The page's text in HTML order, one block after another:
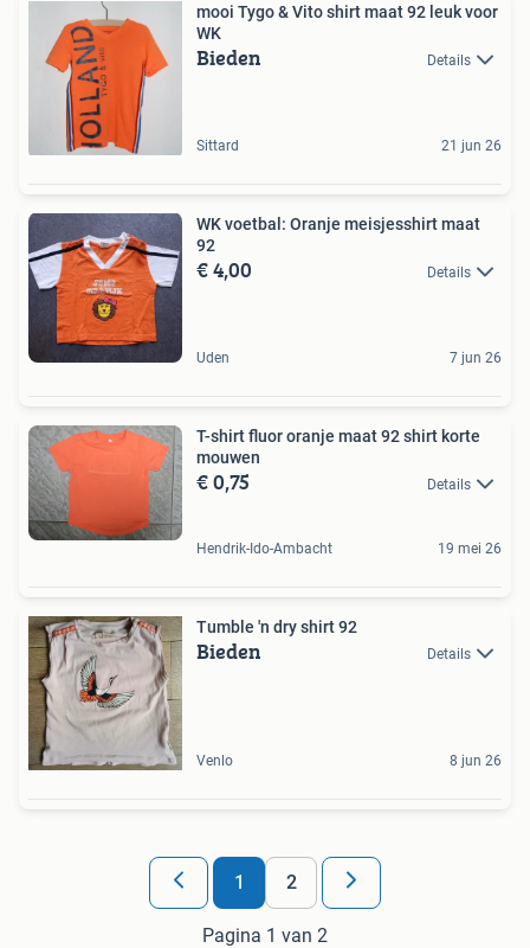
mooi Tygo & Vito shirt maat 92 leuk voor
WK
Bieden Details
Sittard 21 jun 26
WK voetbal: Oranje meisjesshirt maat
92
€ 4,00 Details
Uden 7 jun 26
T-shirt fluor oranje maat 92 shirt korte
mouwen
€ 0,75 Details
Hendrik-Ido-Ambacht 19 mei 26
Tumble 'n dry shirt 92
Bieden Details
Venlo 8 jun 26
1 2
Pagina 1 van 2